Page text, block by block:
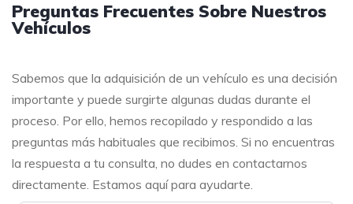
Preguntas Frecuentes Sobre Nuestros
Vehículos
Sabemos que la adquisición de un vehículo es una decisión
importante y puede surgirte algunas dudas durante el
proceso. Por ello, hemos recopilado y respondido a las
preguntas más habituales que recibimos. Si no encuentras
la respuesta a tu consulta, no dudes en contactarnos
directamente. Estamos aquí para ayudarte.